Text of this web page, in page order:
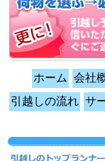
ホーム 会社
引越しの流れ サ